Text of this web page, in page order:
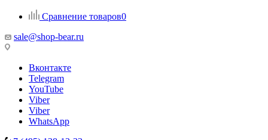
Сравнение товаров0
sale@shop-bear.ru
Вконтакте
Telegram
YouTube
Viber
Viber
WhatsApp